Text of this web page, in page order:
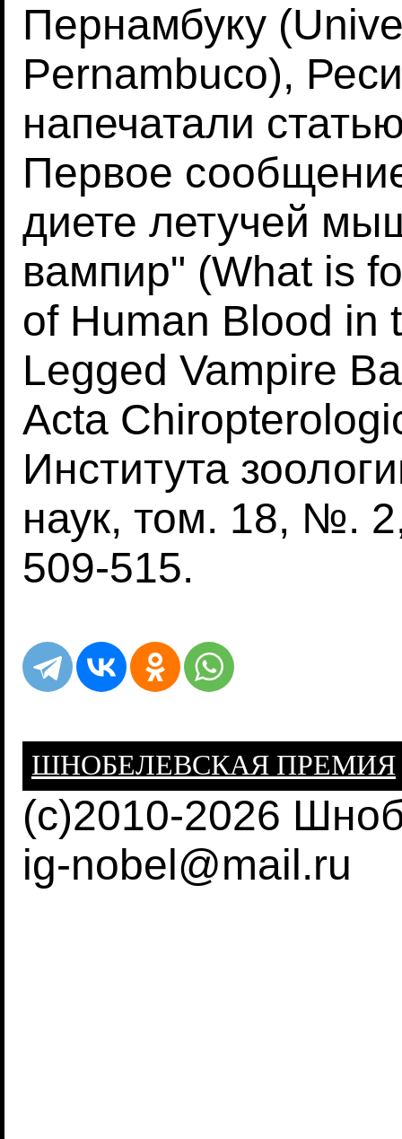
Пернамбуку
Pernambuco),
напечатали
Первое
диете летучей
вампир" (What is
of Human Blood in
Legged Vampire
Acta
Института
наук, том. 18, №.
509-515.
ШНОБЕЛЕВСКАЯ ПРЕМИЯ
(c)2010-2026
ig-nobel@mail.ru